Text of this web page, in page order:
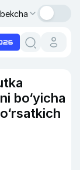
bo‘yicha